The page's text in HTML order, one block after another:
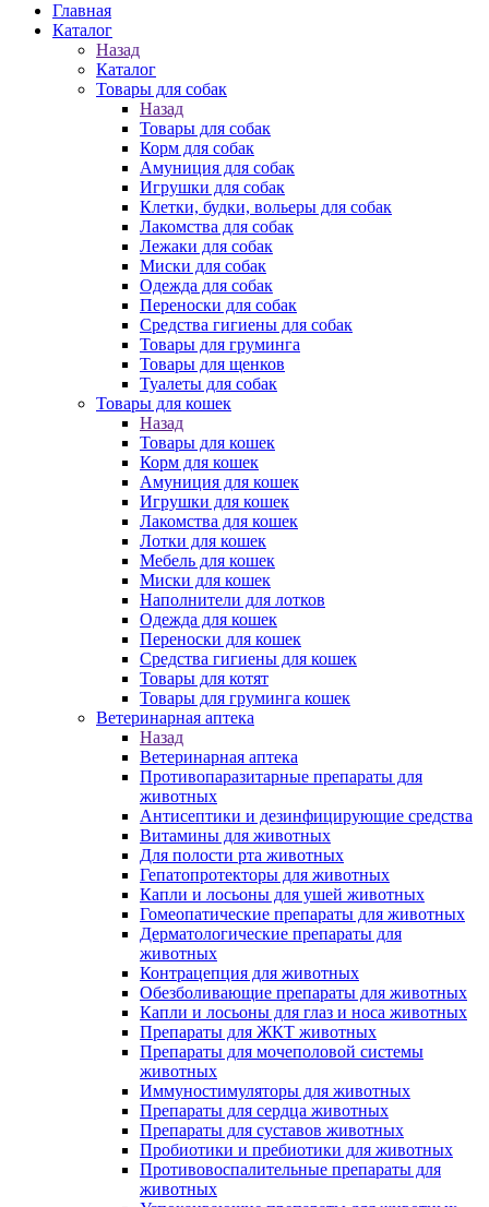
Главная
Каталог
Назад
Каталог
Товары для собак
Назад
Товары для собак
Корм для собак
Амуниция для собак
Игрушки для собак
Клетки, будки, вольеры для собак
Лакомства для собак
Лежаки для собак
Миски для собак
Одежда для собак
Переноски для собак
Средства гигиены для собак
Товары для груминга
Товары для щенков
Туалеты для собак
Товары для кошек
Назад
Товары для кошек
Корм для кошек
Амуниция для кошек
Игрушки для кошек
Лакомства для кошек
Лотки для кошек
Мебель для кошек
Миски для кошек
Наполнители для лотков
Одежда для кошек
Переноски для кошек
Средства гигиены для кошек
Товары для котят
Товары для груминга кошек
Ветеринарная аптека
Назад
Ветеринарная аптека
Противопаразитарные препараты для
животных
Антисептики и дезинфицирующие средства
Витамины для животных
Для полости рта животных
Гепатопротекторы для животных
Капли и лосьоны для ушей животных
Гомеопатические препараты для животных
Дерматологические препараты для
животных
Контрацепция для животных
Обезболивающие препараты для животных
Капли и лосьоны для глаз и носа животных
Препараты для ЖКТ животных
Препараты для мочеполовой системы
животных
Иммуностимуляторы для животных
Препараты для сердца животных
Препараты для суставов животных
Пробиотики и пребиотики для животных
Противовоспалительные препараты для
животных